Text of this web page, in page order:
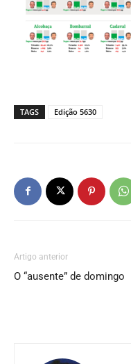
TAGS Edição 5630
Artigo anterior
O “ausente” de domingo